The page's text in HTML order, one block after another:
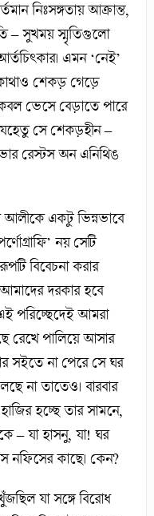
নিঃসঙ্গতায় আক্রান্ত,
– সুখময় স্মৃতিগুলো
এমন ‘নেই’
শেকড় গেড়ে
ভেসে বেড়াতে পারে
সে শেকড়হীন –
রেস্টস অন এনিথিঙ
একটু ভিন্নভাবে
নয় সেটি
বিবেচনা করার
দরকার হবে
পরিচ্ছেদেই আমরা
রেখে পালিয়ে আসার
সইতে না পেরে সে ঘর
না তাতেও। বারবার
হচ্ছে তার সামনে,
– যা হাসনু, যা! ঘর
নফিসের কাছে। কেন?
যা সঙ্গে বিরোধ